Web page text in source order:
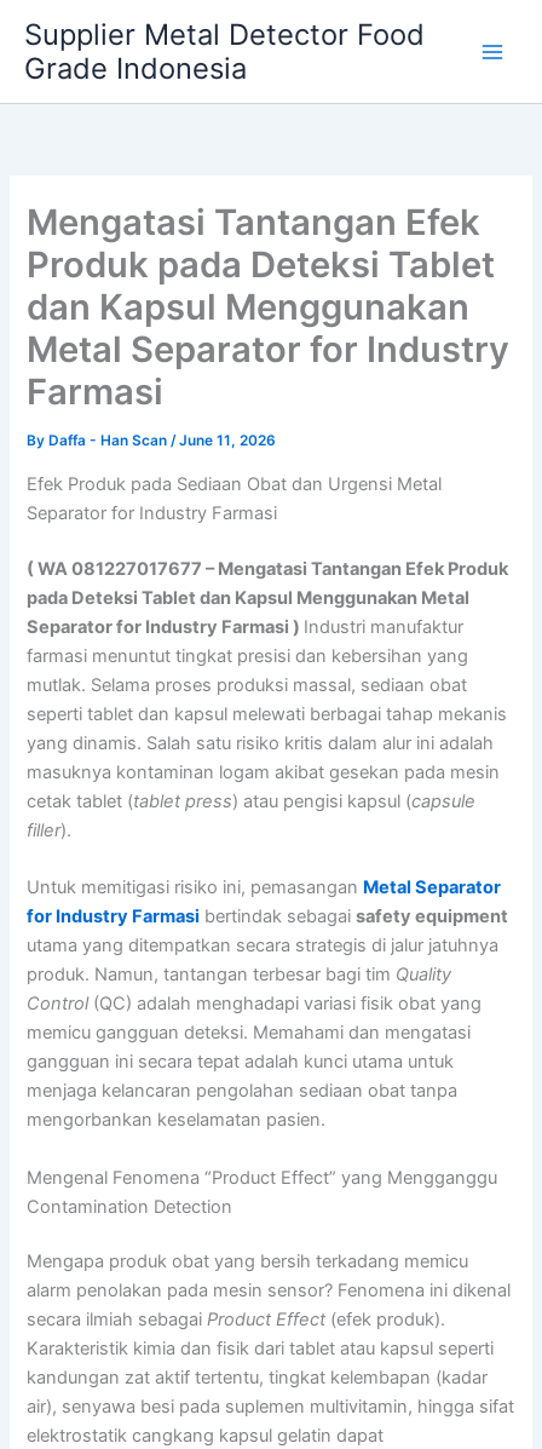
content
Supplier Metal Detector Food
Grade Indonesia
Mengatasi Tantangan Efek
Produk pada Deteksi Tablet
dan Kapsul Menggunakan
Metal Separator for Industry
Farmasi
By Daffa - Han Scan/June 11, 2026
Efek Produk pada Sediaan Obat dan Urgensi Metal
Separator for Industry Farmasi
( WA 081227017677 – Mengatasi Tantangan Efek Produk
pada Deteksi Tablet dan Kapsul Menggunakan Metal
Separator for Industry Farmasi ) Industri manufaktur
farmasi menuntut tingkat presisi dan kebersihan yang
mutlak. Selama proses produksi massal, sediaan obat
seperti tablet dan kapsul melewati berbagai tahap mekanis
yang dinamis. Salah satu risiko kritis dalam alur ini adalah
masuknya kontaminan logam akibat gesekan pada mesin
cetak tablet (tablet press) atau pengisi kapsul (capsule
filler).
Untuk memitigasi risiko ini, pemasangan Metal Separator
for Industry Farmasi bertindak sebagaisafety equipment
utama yang ditempatkan secara strategis di jalur jatuhnya
produk. Namun, tantangan terbesar bagi tim Quality
Control(QC) adalah menghadapi variasi fisik obat yang
memicu gangguan deteksi. Memahami dan mengatasi
gangguan ini secara tepat adalah kunci utama untuk
menjaga kelancaran pengolahan sediaan obat tanpa
mengorbankan keselamatan pasien.
Mengenal Fenomena “Product Effect” yang Mengganggu
Contamination Detection
Mengapa produk obat yang bersih terkadang memicu
alarm penolakan pada mesin sensor? Fenomena ini dikenal
secara ilmiah sebagaiProduct Effect (efek produk).
Karakteristik kimia dan fisik dari tablet atau kapsul seperti
kandungan zat aktif tertentu, tingkat kelembapan (kadar
air), senyawa besi pada suplemen multivitamin, hingga sifat
elektrostatik cangkang kapsul gelatin dapat